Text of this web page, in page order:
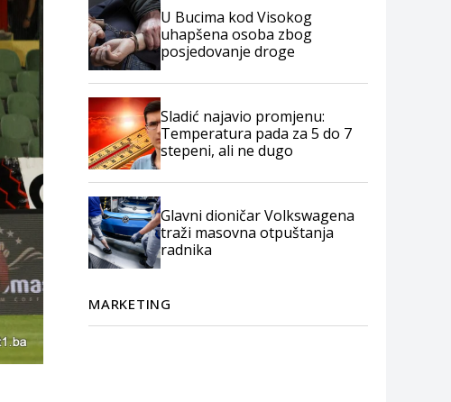
U Bucima kod Visokog
uhapšena osoba zbog
posjedovanje droge
Sladić najavio promjenu:
Temperatura pada za 5 do 7
stepeni, ali ne dugo
Glavni dioničar Volkswagena
traži masovna otpuštanja
radnika
MARKETING